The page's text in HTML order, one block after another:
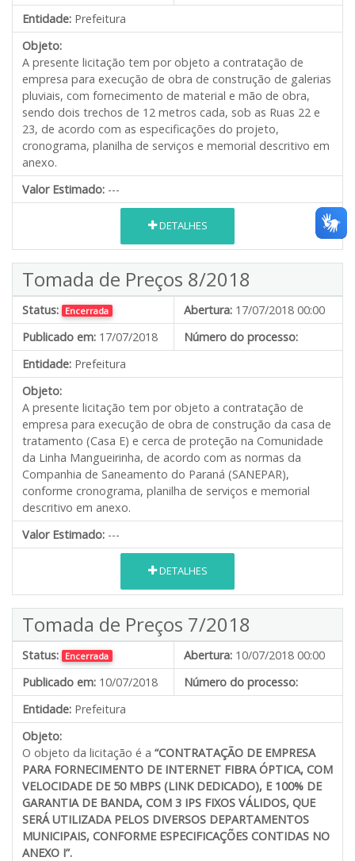
Entidade: Prefeitura
Objeto:
A presente licitação tem por objeto a contratação de
empresa para execução de obra de construção de galerias
pluviais, com fornecimento de material e mão de obra,
sendo dois trechos de 12 metros cada, sob as Ruas 22 e
23, de acordo com as especificações do projeto,
cronograma, planilha de serviços e memorial descritivo em
anexo.
Valor Estimado: ---
DETALHES
Tomada de Preços 8/2018
Status: Encerrada Abertura: 17/07/2018 00:00
Publicado em: 17/07/2018
Número do processo:
Entidade: Prefeitura
Objeto:
A presente licitação tem por objeto a contratação de
empresa para execução de obra de construção da casa de
tratamento (Casa E) e cerca de proteção na Comunidade
da Linha Mangueirinha, de acordo com as normas da
Companhia de Saneamento do Paraná (SANEPAR),
conforme cronograma, planilha de serviços e memorial
descritivo em anexo.
Valor Estimado: ---
DETALHES
Tomada de Preços 7/2018
Status: Encerrada Abertura: 10/07/2018 00:00
Publicado em: 10/07/2018
Número do processo:
Entidade: Prefeitura
Objeto:
O objeto da licitação é a “CONTRATAÇÃO DE EMPRESA
PARA FORNECIMENTO DE INTERNET FIBRA ÓPTICA, COM
VELOCIDADE DE 50 MBPS (LINK DEDICADO), E 100% DE
GARANTIA DE BANDA, COM 3 IPS FIXOS VÁLIDOS, QUE
SERÁ UTILIZADA PELOS DIVERSOS DEPARTAMENTOS
MUNICIPAIS, CONFORME ESPECIFICAÇÕES CONTIDAS NO
ANEXO I”.